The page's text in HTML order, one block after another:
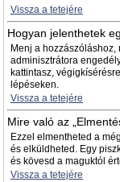
Vissza a tetejére
Hogyan jelenthetek
Menj a
adminisztrátora
kattintasz,
lépéseken.
Vissza a tetejére
Mire való az
Ezzel elmentheted a
és elküldheted. Egy
és kövesd a maguktól
Vissza a tetejére